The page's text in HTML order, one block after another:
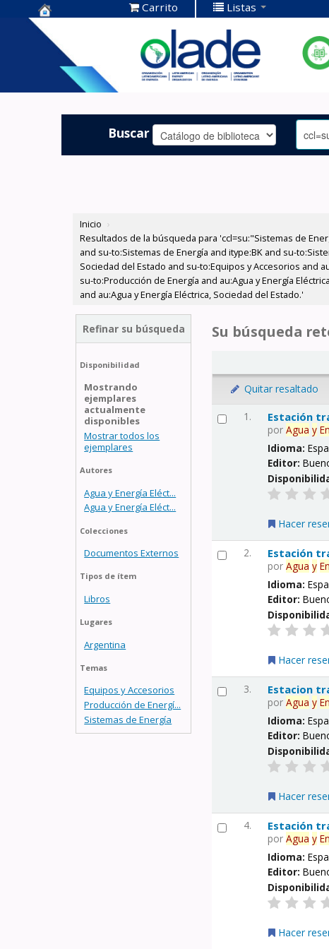
Centro de
Documentación
OLADE -
Carrito Listas
Buscar
Inicio ›
Resultados de la búsqueda para 'ccl=su:"Sistemas de
and su-to:Sistemas de Energía and itype:BK and su-
Sociedad del Estado and su-to:Equipos y Accesorios and
su-to:Producción de Energía and au:Agua y Energía
and au:Agua y Energía Eléctrica, Sociedad del Estado.'
Refinar su búsqueda
Disponibilidad
Mostrando
ejemplares
actualmente
disponibles
Mostrar todos los
ejemplares
Autores
Agua y Energía Eléct...
Agua y Energía Eléct...
Colecciones
Documentos Externos
Tipos de ítem
Libros
Lugares
Argentina
Temas
Equipos y Accesorios
Producción de Energí...
Sistemas de Energía
Su búsqueda
Quitar resaltado
1. Estación
porAgua y
Idioma:
Editor:
Hacer
2. Estación
porAgua y
Idioma:
Editor:
Hacer
3. Estacion
porAgua y
Idioma:
Editor:
Hacer
4. Estación
porAgua y
Idioma:
Editor:
Hacer